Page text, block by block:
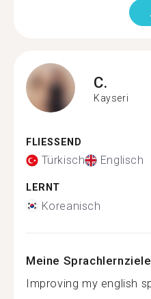
C.
Kayseri
FLIESSEND
Türkisch Englisch
LERNT
Koreanisch
Meine Sprachlernziele
Improving my english